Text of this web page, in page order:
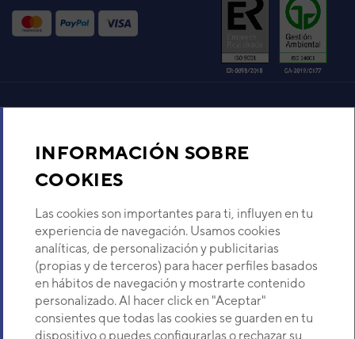
INFORMACIÓN SOBRE
COOKIES
Las cookies son importantes para ti, influyen en tu
experiencia de navegación. Usamos cookies
analíticas, de personalización y publicitarias
(propias y de terceros) para hacer perfiles basados
en hábitos de navegación y mostrarte contenido
personalizado. Al hacer click en "Aceptar"
consientes que todas las cookies se guarden en tu
dispositivo o puedes configurarlas o rechazar su
Código: Ref. fabricante: HB-30LA
UNIDAD INTERIOR ABY36R
ABY36RGB3W
UNIDAD INTERIOR VRF
TECHO GENERAL
AJHA030GTEH
Código:3IVG30012-Ref. fabricante:
ABHA030GTEH
VER DETALLE
Sobre Nosotros
Descubre Eurofred
Dónde Estamos